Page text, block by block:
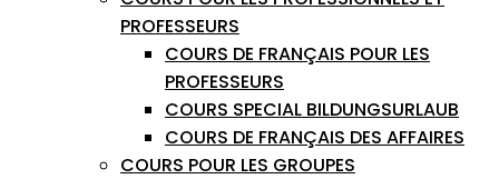
PROFESSEURS
COURS DE FRANÇAIS POUR LES
PROFESSEURS
COURS SPECIAL BILDUNGSURLAUB
COURS DE FRANÇAIS DES AFFAIRES
COURS POUR LES GROUPES